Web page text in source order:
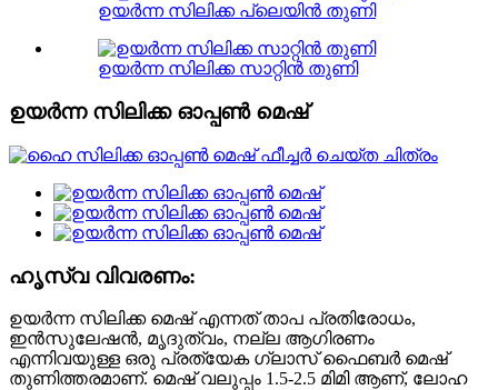
ഉയർന്ന സിലിക്ക പ്ലെയിൻ തുണി
ഉയർന്ന സിലിക്ക സാറ്റിൻ തുണി
ഉയർന്ന സിലിക്ക ഓപ്പൺ മെഷ്
ഹൃസ്വ വിവരണം:
ഉയർന്ന സിലിക്ക മെഷ് എന്നത് താപ പ്രതിരോധം,
ഇൻസുലേഷൻ, മൃദുത്വം, നല്ല ആഗിരണം
എന്നിവയുള്ള ഒരു പ്രത്യേക ഗ്ലാസ് ഫൈബർ മെഷ്
തുണിത്തരമാണ്. മെഷ് വലുപ്പം 1.5-2.5 മിമി ആണ്, ലോഹ